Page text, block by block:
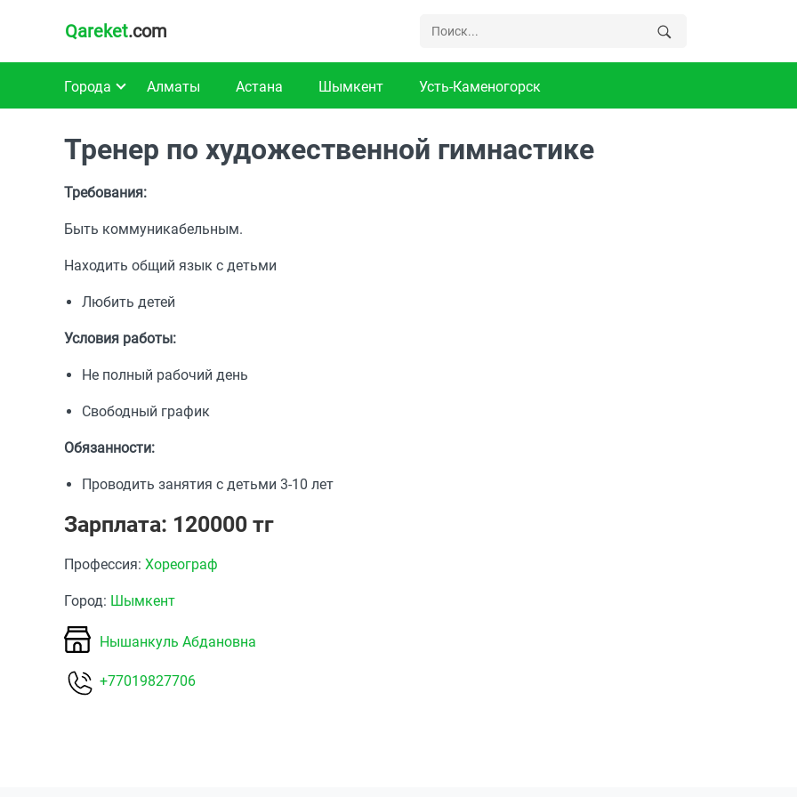
Qareket.com
Города Алматы Астана Шымкент Усть-Каменогорск
Тренер по художественной гимнастике
Требования:
Быть коммуникабельным.
Находить общий язык с детьми
Любить детей
Условия работы:
Не полный рабочий день
Свободный график
Обязанности:
Проводить занятия с детьми 3-10 лет
Зарплата: 120000 тг
Профессия: Хореограф
Город: Шымкент
Нышанкуль Абдановна
+77019827706